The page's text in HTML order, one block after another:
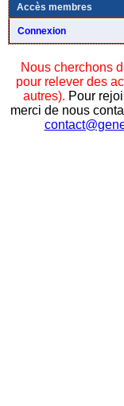
Accès membres
Connexion
Nous cherchons
pour relever des
autres). Pour
merci de nous